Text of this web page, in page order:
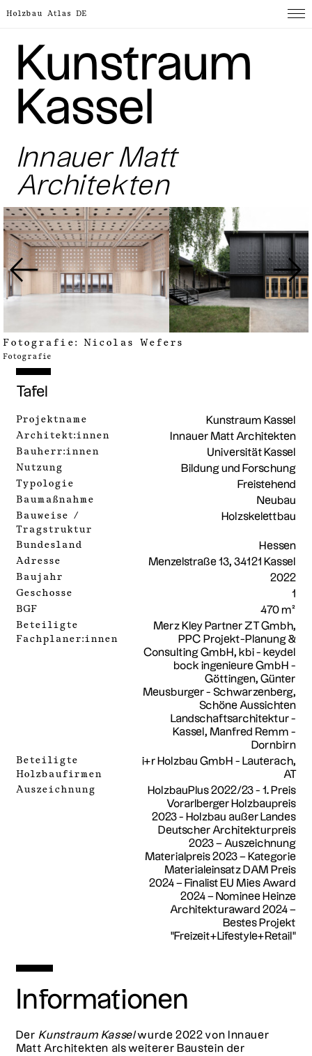
Holzbau Atlas DE
Kunst­raum
Kassel
Innauer Matt
Architekten
Fotografie: Nicolas Wefers
Fotografie
Tafel
Projektname
Kunstraum Kassel
Architekt:innen
Innauer Matt Architekten
Bauherr:innen
Universität Kassel
Nutzung
Bildung und Forschung
Typologie
Freistehend
Baumaßnahme
Neubau
Bauweise /
Tragstruktur
Holzskelettbau
Bundesland
Hessen
Adresse
Menzelstraße 13, 34121 Kassel
Baujahr
2022
Geschosse
1
BGF
470 m²
Beteiligte
Fachplaner:innen
Merz Kley Partner ZT Gmbh,
PPC Projekt-Planung &
Consulting GmbH, kbi - keydel
bock ingenieure GmbH -
Göttingen, Günter
Meusburger - Schwarzenberg,
Schöne Aussichten
Landschaftsarchitektur -
Kassel, Manfred Remm -
Dornbirn
Beteiligte
Holzbaufirmen
i+r Holzbau GmbH - Lauterach,
AT
Auszeichnung
HolzbauPlus 2022/23 - 1. Preis
Vorarlberger Holzbaupreis
2023 - Holzbau außer Landes
Deutscher Architekturpreis
2023 – Auszeichnung
Materialpreis 2023 – Kategorie
Materialeinsatz DAM Preis
2024 – Finalist EU Mies Award
2024 – Nominee Heinze
Architekturaward 2024 –
Bestes Projekt
"Freizeit+Lifestyle+Retail"
Informationen
Der Kunstraum Kasselwurde 2022 von Innauer
Matt Architekten als weiterer Baustein der